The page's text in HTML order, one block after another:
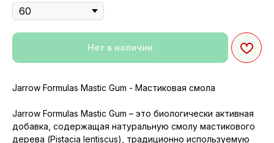
Нет в наличии
Jarrow Formulas Mastic Gum - Мастиковая смола
Jarrow Formulas Mastic Gum – это биологически активная
добавка, содержащая натуральную смолу мастикового
дерева (Pistacia lentiscus), традиционно используемую